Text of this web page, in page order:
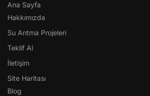
Ana Sayfa
Hakkımızda
Su Arıtma Projeleri
Teklif Al
İletişim
Site Haritası
Blog